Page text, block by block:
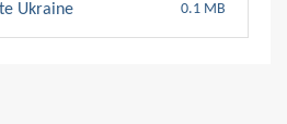
Ukraine 0.1 MB